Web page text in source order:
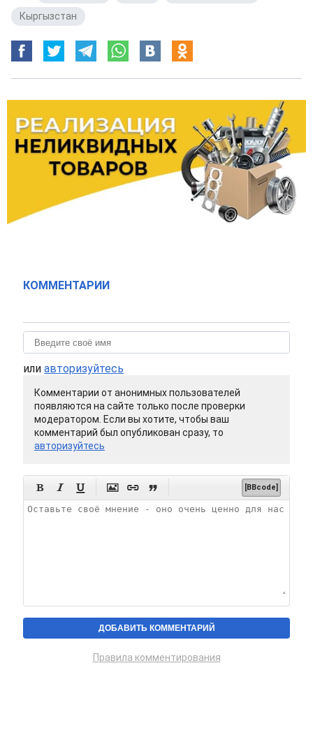
Кыргызстан
КОММЕНТАРИИ
или авторизуйтесь
Комментарии от анонимных пользователей
появляются на сайте только после проверки
модератором. Если вы хотите, чтобы ваш
комментарий был опубликован сразу, то
авторизуйтесь
      [BBcode]
Правила комментирования